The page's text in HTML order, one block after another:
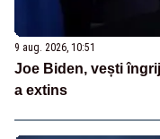
9 aug. 2026, 10:51
Joe Biden, vești
a extins